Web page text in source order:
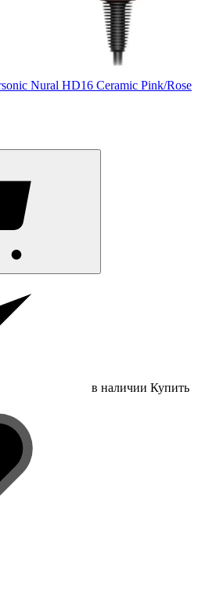
Nural HD16 Ceramic Pink/Rose
в наличии Купить